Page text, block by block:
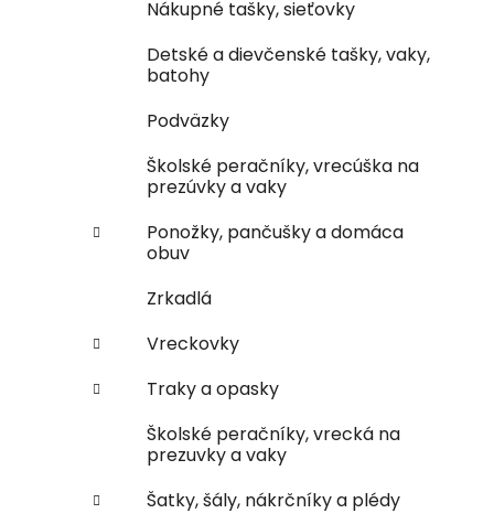
Nákupné tašky, sieťovky
Detské a dievčenské tašky, vaky,
batohy
Podväzky
Školské peračníky, vrecúška na
prezúvky a vaky
Ponožky, pančušky a domáca
obuv
Zrkadlá
Vreckovky
Traky a opasky
Školské peračníky, vrecká na
prezuvky a vaky
Šatky, šály, nákrčníky a plédy